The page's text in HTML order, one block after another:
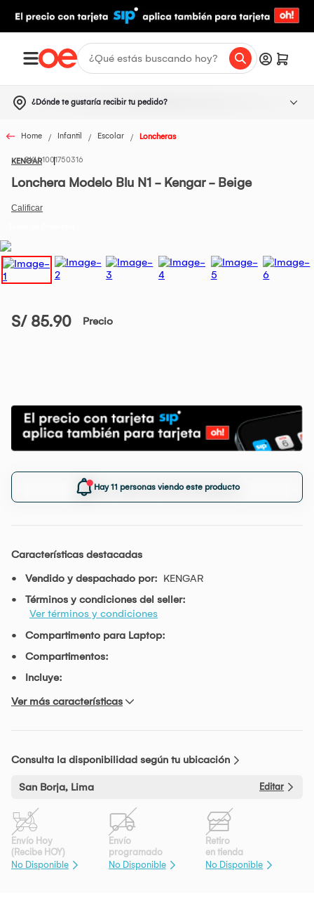
¿Dónde te gustaría recibir tu pedido?
Home Infantil Escolar Loncheras
KENGAR1001750316
Lonchera Modelo Blu N1 - Kengar - Beige
S/ 85.90 Precio
Hay 11 personas viendo este producto
Características destacadas
Vendido y despachado por: KENGAR
Términos y condiciones del seller:
Ver términos y condiciones
Compartimento para Laptop:
Compartimentos:
Incluye:
Ver más características
Consulta la disponibilidad según tu ubicación
San Borja, Lima Editar
Envío Hoy
(Recibe HOY)
No Disponible
Envío
programado
No Disponible
Retiro
en tienda
No Disponible